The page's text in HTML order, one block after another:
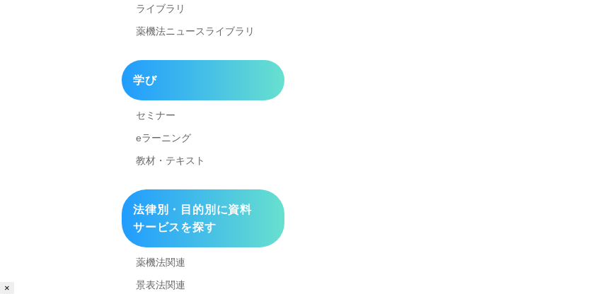
×
ライブラリ
薬機法ニュースライブラリ
学び
セミナー
eラーニング
教材・テキスト
法律別・目的別に資料
サービスを探す
薬機法関連
景表法関連